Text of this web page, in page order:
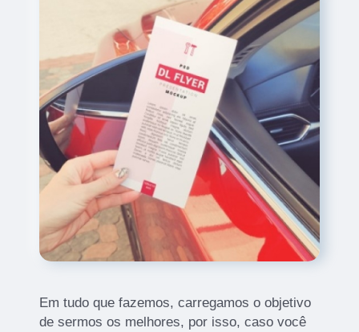
Em tudo que fazemos, carregamos o objetivo
de sermos os melhores, por isso, caso você